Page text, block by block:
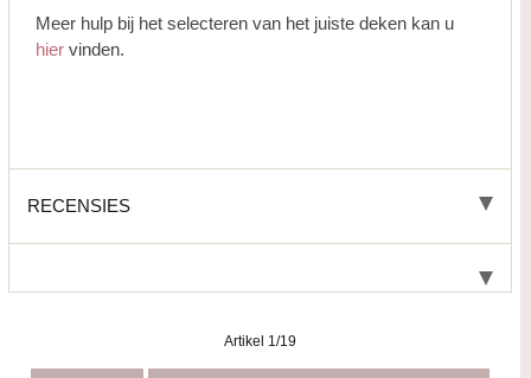
Meer hulp bij het selecteren van het juiste deken kan u
hiervinden.
RECENSIES
Artikel 1/19